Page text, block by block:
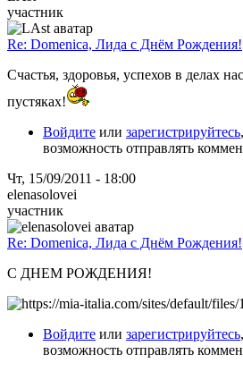
участник
Re: Domenica, Лида с Днём Рождения!
Счастья, здоровья, успехов в делах
пустяках!
Войдите или зарегистрируйтесь
возможность отправлять
Чт, 15/09/2011 - 18:00
elenasolovei
участник
Re: Domenica, Лида с Днём Рождения!
С ДНЕМ РОЖДЕНИЯ!
Войдите или зарегистрируйтесь
возможность отправлять